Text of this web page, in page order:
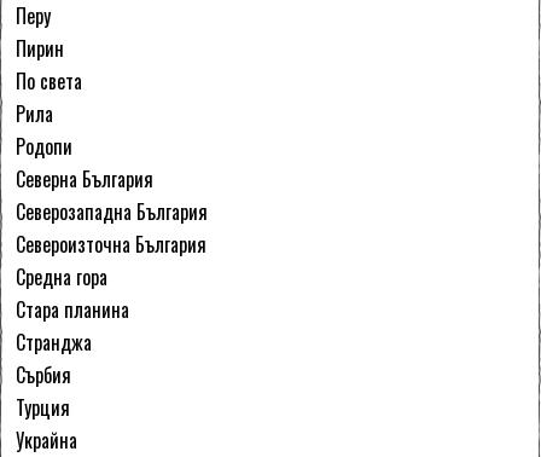
Перу
Пирин
По света
Рила
Родопи
Северна България
Северозападна България
Североизточна България
Средна гора
Стара планина
Странджа
Сърбия
Турция
Украйна